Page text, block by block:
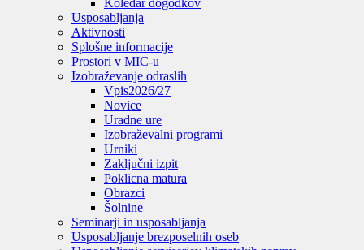
Koledar dogodkov
Usposabljanja
Aktivnosti
Splošne informacije
Prostori v MIC-u
Izobraževanje odraslih
Vpis2026/27
Novice
Uradne ure
Izobraževalni programi
Urniki
Zaključni izpit
Poklicna matura
Obrazci
Šolnine
Seminarji in usposabljanja
Usposabljanje brezposelnih oseb